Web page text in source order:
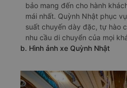
bảo mang đến cho hành
mái nhất. Quỳnh Nhật phục
suất chuyến dày đặc, tự hào
nhu cầu di chuyển của mọi
b. Hình ảnh xe Quỳnh Nhật